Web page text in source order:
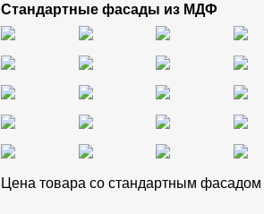
Стандартные фасады из МДФ
Цена товара cо стандартным фасадом